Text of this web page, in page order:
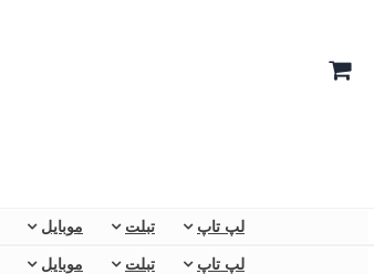
لپ تاپ تبلت موبایل
لپ تاپ تبلت موبایل